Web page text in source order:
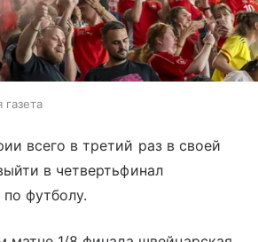
газета
всего в третий раз в своей
в четвертьфинал
футболу.